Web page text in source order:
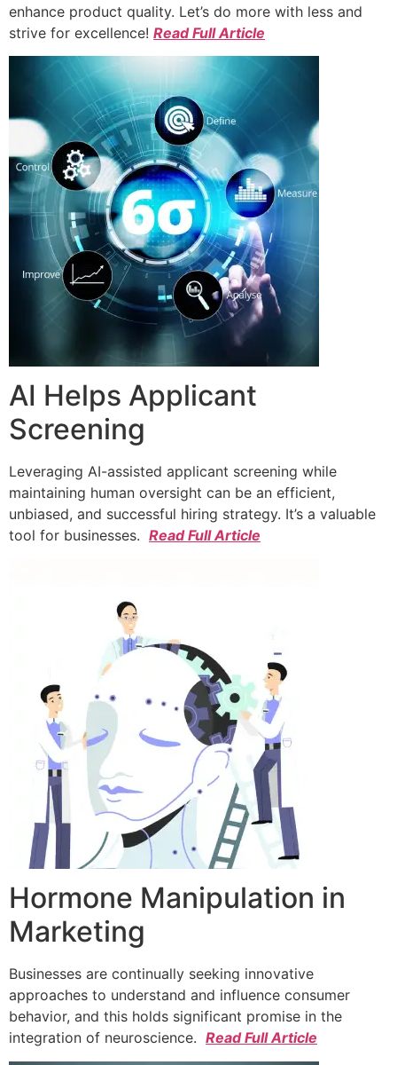
enhance product quality. Let’s do more with less and
strive for excellence! Read Full Article
AI Helps Applicant
Screening
Leveraging AI-assisted applicant screening while
maintaining human oversight can be an efficient,
unbiased, and successful hiring strategy. It’s a valuable
tool for businesses. Read Full Article
Hormone Manipulation in
Marketing
Businesses are continually seeking innovative
approaches to understand and influence consumer
behavior, and this holds significant promise in the
integration of neuroscience. Read Full Article